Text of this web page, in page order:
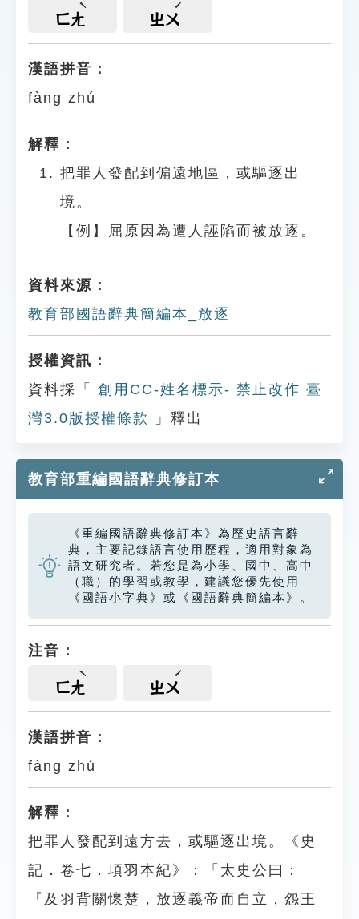
遊戲專區
貓頭鷹博士
ㄈㄤ ㄓㄨ
漢語拼音：
fàng zhú
解釋：
把罪人發配到偏遠地區，或驅逐出
境。
【例】屈原因為遭人誣陷而被放逐。
資料來源：
教育部國語辭典簡編本_放逐
授權資訊：
資料採「
創用CC-姓名標示- 禁止改作 臺
灣3.0版授權條款
」釋出
教育部重編國語辭典修訂本
《重編國語辭典修訂本》為歷史語言辭
典，主要記錄語言使用歷程，適用對象為
語文研究者。若您是為小學、國中、高中
（職）的學習或教學，建議您優先使用
《國語小字典》或《國語辭典簡編本》。
注音：
ㄈㄤ ㄓㄨ
漢語拼音：
fàng zhú
解釋：
把罪人發配到遠方去，或驅逐出境。《史
記．卷七．項羽本紀》：「太史公曰：
『及羽背關懷楚，放逐義帝而自立，怨王